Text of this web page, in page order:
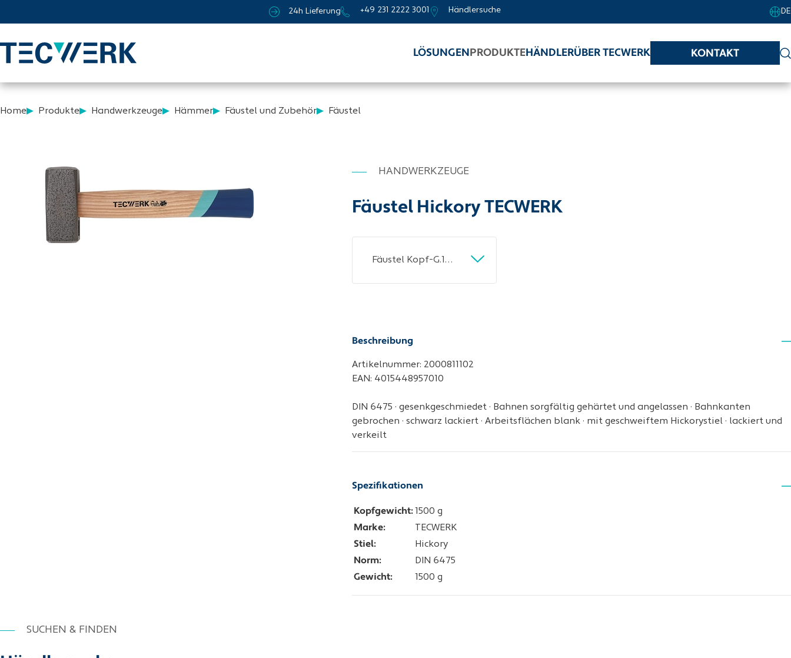
24h Lieferung +49 231 2222 3001 Händlersuche DE
LÖSUNGEN PRODUKTEHÄNDLERÜBER TECWERK KONTAKT
Home Produkte Handwerkzeuge Hämmer Fäustel und Zubehör Fäustel
HANDWERKZEUGE
Fäustel Hickory TECWERK
Fäustel Kopf-G.1500g Hickory TECWERK
Beschreibung
Artikelnummer: 2000811102
EAN: 4015448957010
DIN 6475 · gesenkgeschmiedet · Bahnen sorgfältig gehärtet und angelassen · Bahnkanten
gebrochen · schwarz lackiert · Arbeitsflächen blank · mit geschweiftem Hickorystiel · lackiert und
verkeilt
Spezifikationen
Kopfgewicht:
1500 g
Marke:
TECWERK
Stiel:
Hickory
Norm:
DIN 6475
Gewicht:
1500 g
SUCHEN & FINDEN